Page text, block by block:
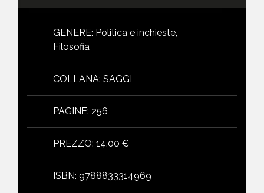
GENERE: Politica e inchieste,
Filosofia
COLLANA: SAGGI
PAGINE: 256
PREZZO: 14.00 €
ISBN: 9788833314969